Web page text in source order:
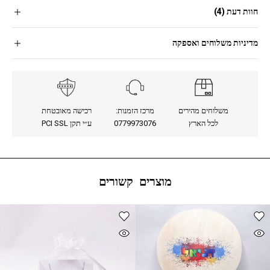
חוות דעת (4)
מדיניות משלוחים ואספקה
משלוחים מהירים
לכל הארץ
מרכז הזמנות:
0779973076
רכישה מאובטחת
ע״י תקן PCI SSL
מוצרים קשורים